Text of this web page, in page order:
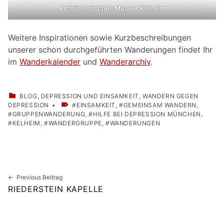
Archäologisches Musem Kelheim
Weitere Inspirationen sowie Kurzbeschreibungen
unserer schon durchgeführten Wanderungen findet Ihr
im Wanderkalender und Wanderarchiv.
CATEGORIZED IN:
BLOG, DEPRESSION UND EINSAMKEIT ,WANDERN GEGEN
DEPRESSION
TAGGED AS:EINSAMKEIT , GEMEINSAM WANDERN ,
GRUPPENWANDERUNG, HILFE BEI DEPRESSION MÜNCHEN ,
KELHEIM , WANDERGRUPPE, WANDERUNGEN
Skip back to main navigation
Beitragsnavigation
Previous Beitrag
RIEDERSTEIN KAPELLE